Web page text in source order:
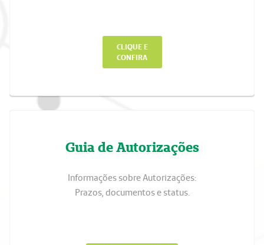
CLIQUE E
CONFIRA
Guia de Autorizações
Informações sobre Autorizações:
Prazos, documentos e status.